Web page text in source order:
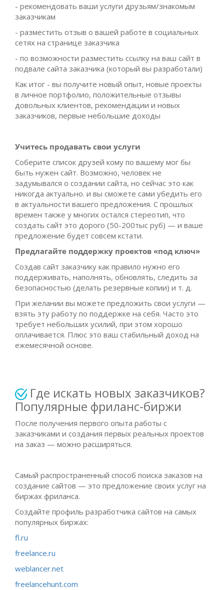
- рекомендовать ваши услуги друзьям/знакомым
заказчикам
- разместить отзыв о вашей работе в социальных
сетях на странице заказчика
- по возможности разместить ссылку на ваш сайт в
подвале сайта заказчика (который вы разработали)
Как итог - вы получите новый опыт, новые проекты
в личное портфолио, положительные отзывы
довольных клиентов, рекомендации и новых
заказчиков, первые небольшие доходы
Учитесь продавать свои услуги
Соберите список друзей кому по вашему мог бы
быть нужен сайт. Возможно, человек не
задумывался о создании сайта, но сейчас это как
никогда актуально. и вы сможете сами убедить его
в актуальности вашего предложения. С прошлых
времен также у многих остался стереотип, что
создать сайт это дорого (50-200тыс руб) — и ваше
предложение будет совсем кстати.
Предлагайте поддержку проектов «под ключ»
Создав сайт заказчику как правило нужно его
поддерживать, наполнять, обновлять, следить за
безопасностью (делать резервные копии) и т. д.
При желании вы можете предложить свои услуги —
взять эту работу по поддержке на себя. Часто это
требует небольших усилий, при этом хорошо
оплачивается. Плюс это ваш стабильный доход на
ежемесячной основе.
Где искать новых заказчиков?
Популярные фриланс-биржи
После получения первого опыта работы с
заказчиками и создания первых реальных проектов
на заказ — можно расширяться.
Самый распространенный способ поиска заказов на
создание сайтов — это предложение своих услуг на
биржах фриланса.
Создайте профиль разработчика сайтов на самых
популярных биржах:
fl.ru
freelance.ru
weblancer.net
freelancehunt.com